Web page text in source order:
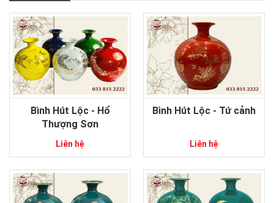
Bình Hút Lộc - Hổ
Thượng Sơn
Liên hệ
Bình Hút Lộc - Tứ cảnh
Liên hệ